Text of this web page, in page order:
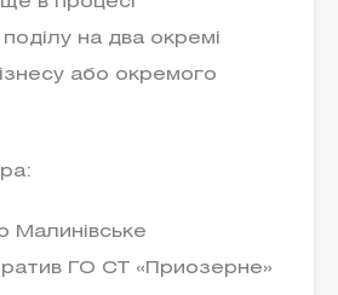
на два окремі
або окремого
Малинівське
ГО СТ «Приозерне»